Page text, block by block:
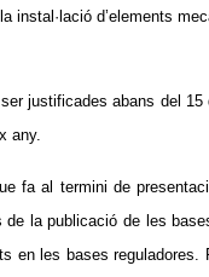
instal·lació d’elements
justificades abans del
any.
fa al termini de
la publicació de les
en les bases